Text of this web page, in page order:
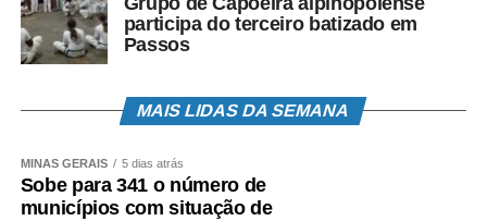
participa do terceiro batizado em
Passos
MAIS LIDAS DA SEMANA
MINAS GERAIS 5 dias atrás
Sobe para 341 o número de
municípios com situação de